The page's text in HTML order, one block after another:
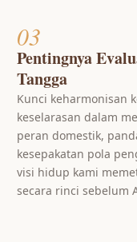
03
Pentingnya
Tangga
Kunci keharmonisan
keselarasan dalam
peran domestik,
kesepakatan pola
visi hidup kami
secara rinci sebelum